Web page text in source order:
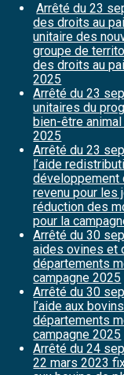
Arrêté du 23
des droits au
unitaire des
groupe de
des droits au
2025
Arrêté du 23
unitaires du
bien-être
2025
Arrêté du 23
l’aide
développement
revenu pour les
réduction des
pour la
Arrêté du 30
aides ovines et
départements
campagne 2025
Arrêté du 30
l’aide aux
départements
campagne 2025
Arrêté du 24
22 mars 2023